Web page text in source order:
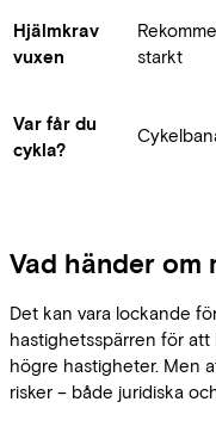
Hjälmkrav
vuxen
starkt
Var får du
cykla?
Vad händer om
Det kan vara lockande
hastighetsspärren för att
högre hastigheter. Men
risker – både juridiska